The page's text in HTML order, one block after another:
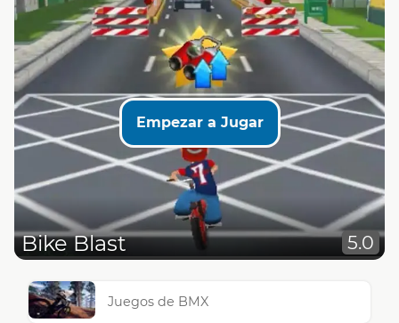
Empezar a Jugar
Bike Blast 5.0
Juegos de BMX